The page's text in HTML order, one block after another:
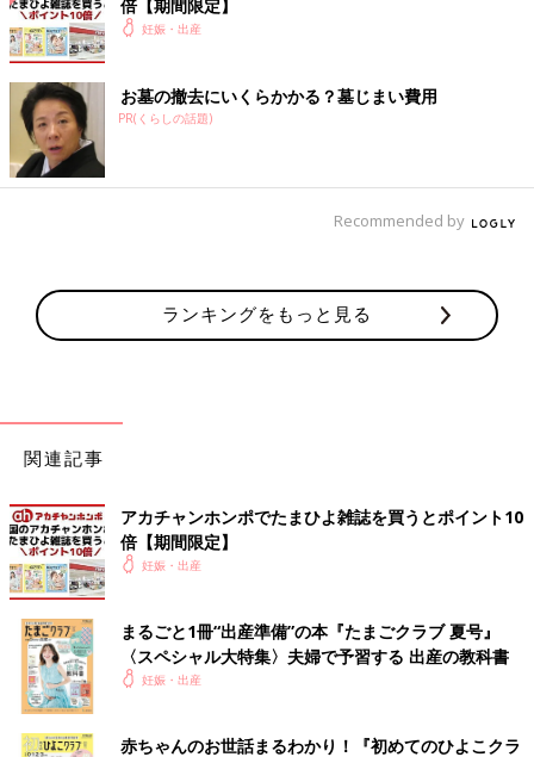
倍【期間限定】
妊娠・出産
お墓の撤去にいくらかかる？墓じまい費用
PR(くらしの話題)
Recommended by
ランキングをもっと見る
関連記事
アカチャンホンポでたまひよ雑誌を買うとポイント10
倍【期間限定】
妊娠・出産
まるごと1冊“出産準備”の本『たまごクラブ 夏号』
〈スペシャル大特集〉夫婦で予習する 出産の教科書
妊娠・出産
赤ちゃんのお世話まるわかり！『初めてのひよこクラ